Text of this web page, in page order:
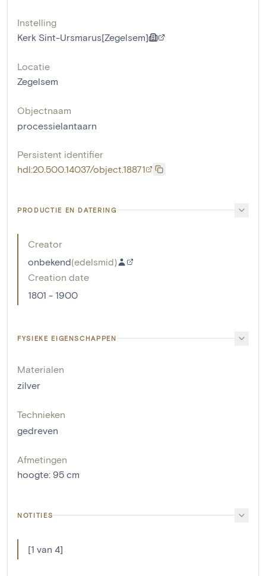
Instelling
Kerk Sint-Ursmarus[Zegelsem]
Locatie
Zegelsem
Objectnaam
processielantaarn
Persistent identifier
hdl:20.500.14037/object.18871
PRODUCTIE EN DATERING
Creator
onbekend(edelsmid)
Creation date
1801 - 1900
FYSIEKE EIGENSCHAPPEN
Materialen
zilver
Technieken
gedreven
Afmetingen
hoogte: 95 cm
NOTITIES
[1 van 4]